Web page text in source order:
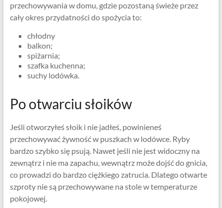
przechowywania w domu, gdzie pozostaną świeże przez
cały okres przydatności do spożycia to:
chłodny
balkon;
spiżarnia;
szafka kuchenna;
suchy lodówka.
Po otwarciu słoików
Jeśli otworzyłeś słoik i nie jadłeś, powinieneś
przechowywać żywność w puszkach w lodówce. Ryby
bardzo szybko się psują. Nawet jeśli nie jest widoczny na
zewnątrz i nie ma zapachu, wewnątrz może dojść do gnicia,
co prowadzi do bardzo ciężkiego zatrucia. Dlatego otwarte
szproty nie są przechowywane na stole w temperaturze
pokojowej.